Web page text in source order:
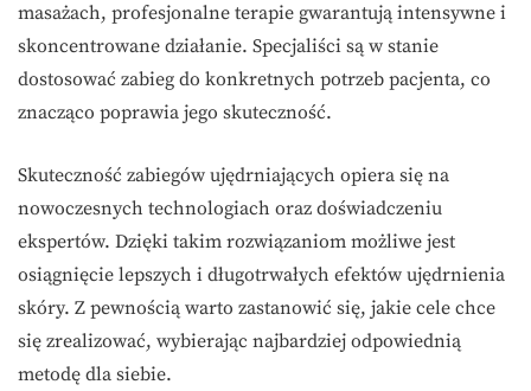
masażach, profesjonalne terapie gwarantują intensywne i
skoncentrowane działanie. Specjaliści są w stanie
dostosować zabieg do konkretnych potrzeb pacjenta, co
znacząco poprawia jego skuteczność.
Skuteczność zabiegów ujędrniających opiera się na
nowoczesnych technologiach oraz doświadczeniu
ekspertów. Dzięki takim rozwiązaniom możliwe jest
osiągnięcie lepszych i długotrwałych efektów ujędrnienia
skóry. Z pewnością warto zastanowić się, jakie cele chce
się zrealizować, wybierając najbardziej odpowiednią
metodę dla siebie.